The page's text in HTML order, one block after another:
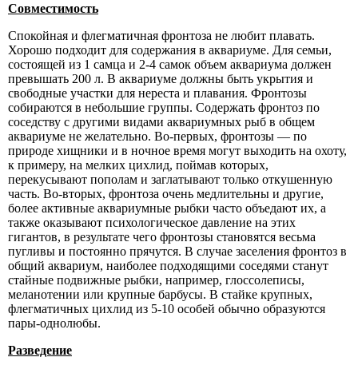
Совместимость
Спокойная и флегматичная фронтоза не любит плавать.
Хорошо подходит для содержания в аквариуме. Для семьи,
состоящей из 1 самца и 2-4 самок объем аквариума должен
превышать 200 л. В аквариуме должны быть укрытия и
свободные участки для нереста и плавания. Фронтозы
собираются в небольшие группы. Содержать фронтоз по
соседству с другими видами аквариумных рыб в общем
аквариуме не желательно. Во-первых, фронтозы — по
природе хищники и в ночное время могут выходить на охоту,
к примеру, на мелких цихлид, поймав которых,
перекусывают пополам и заглатывают только откушенную
часть. Во-вторых, фронтоза очень медлительны и другие,
более активные аквариумные рыбки часто объедают их, а
также оказывают психологическое давление на этих
гигантов, в результате чего фронтозы становятся весьма
пугливы и постоянно прячутся. В случае заселения фронтоз в
общий аквариум, наиболее подходящими соседями станут
стайные подвижные рыбки, например, глоссолеписы,
меланотении или крупные барбусы. В стайке крупных,
флегматичных цихлид из 5-10 особей обычно образуются
пары-однолюбы.
Разведение